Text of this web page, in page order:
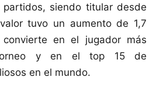
siendo titular desde
tuvo un aumento de 1,7
en el jugador más
y en el top 15 de
en el mundo.